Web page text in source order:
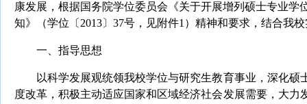
康发展，根据国务院学位委员会《关于开展增列硕士专业学
知》（学位〔 2013〕 37号，见附件1 ）精神和要求，结合我
一、指导思想
以科学发展观统领我校学位与研究生教育事业，深化硕
度改革，积极主动适应国家和区域经济社会发展需要，大力